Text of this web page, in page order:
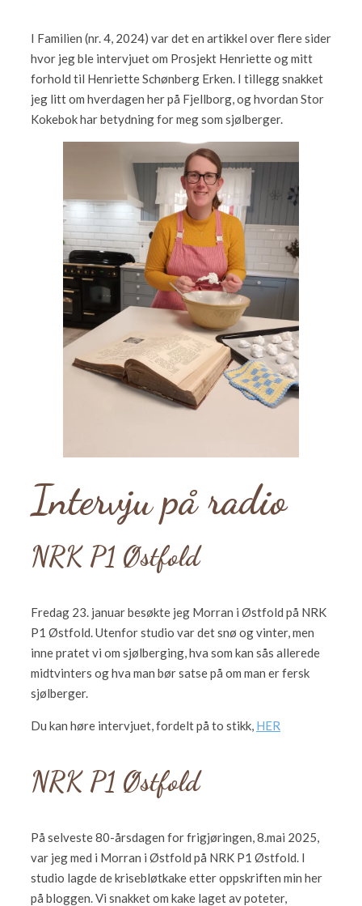
I Familien (nr. 4, 2024) var det en artikkel over flere sider
hvor jeg ble intervjuet om Prosjekt Henriette og mitt
forhold til Henriette Schønberg Erken. I tillegg snakket
jeg litt om hverdagen her på Fjellborg, og hvordan Stor
Kokebok har betydning for meg som sjølberger.
Intervju på radio
NRK P1 Østfold
Fredag 23. januar besøkte jeg Morran i Østfold på NRK
P1 Østfold. Utenfor studio var det snø og vinter, men
inne pratet vi om sjølberging, hva som kan sås allerede
midtvinters og hva man bør satse på om man er fersk
sjølberger.
Du kan høre intervjuet, fordelt på to stikk, HER
NRK P1 Østfold
På selveste 80-årsdagen for frigjøringen, 8.mai 2025,
var jeg med i Morran i Østfold på NRK P1 Østfold. I
studio lagde de krisebløtkake etter oppskriften min her
på bloggen. Vi snakket om kake laget av poteter,